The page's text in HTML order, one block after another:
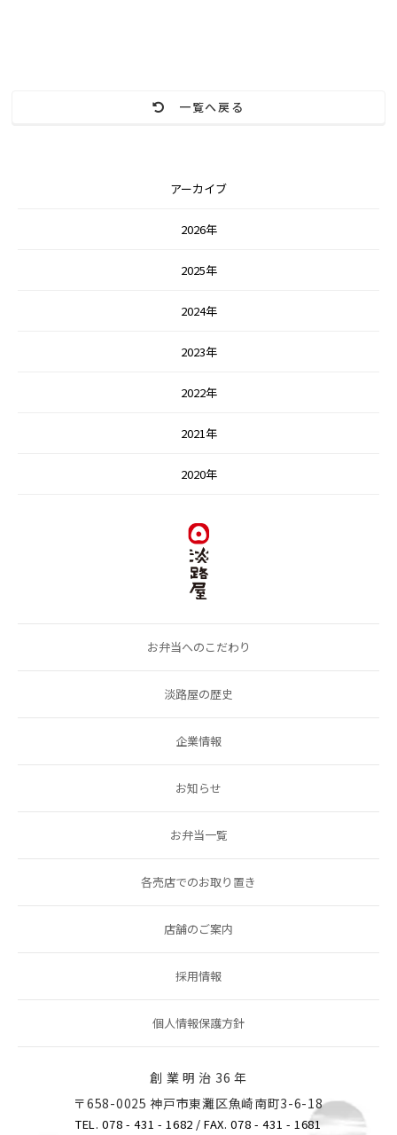
一覧へ戻る
アーカイブ
2026年
2025年
2024年
2023年
2022年
2021年
2020年
お弁当へのこだわり
淡路屋の歴史
企業情報
お知らせ
お弁当一覧
各売店でのお取り置き
店舗のご案内
採用情報
個人情報保護方針
創 業 明 治 36 年
〒658-0025 神戸市東灘区魚崎南町3-6-18
TEL. 078 - 431 - 1682 / FAX. 078 - 431 - 1681